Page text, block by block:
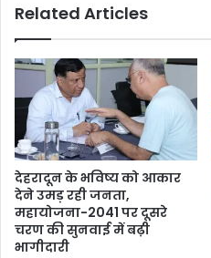
Related Articles
देहरादून के भविष्य को आकार
देने उमड़ रही जनता,
महायोजना-2041 पर दूसरे
चरण की सुनवाई में बढ़ी
भागीदारी